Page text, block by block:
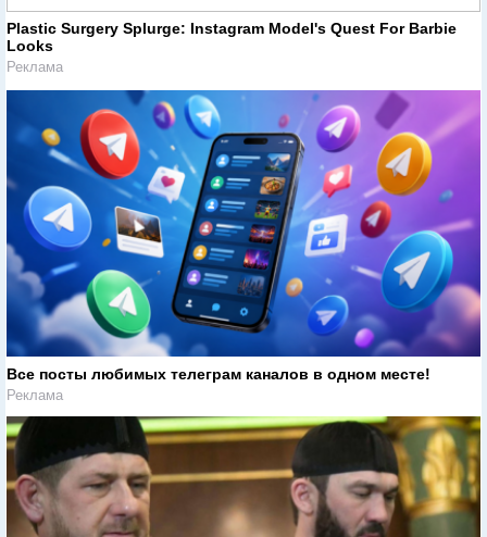
Plastic Surgery Splurge: Instagram Model's Quest For Barbie
Looks
Реклама
Все посты любимых телеграм каналов в одном месте!
Реклама